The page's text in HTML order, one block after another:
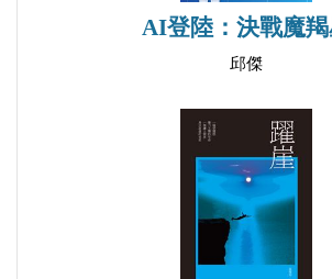
AI登陸：決戰魔
邱傑